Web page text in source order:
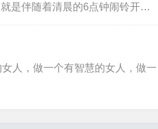
是伴随着清晨的6点钟闹铃开
人，做一个有智慧的女人，做一